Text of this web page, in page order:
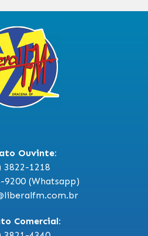
Ouvinte:
3822-1218
9200 (Whatsapp)
Comercial: